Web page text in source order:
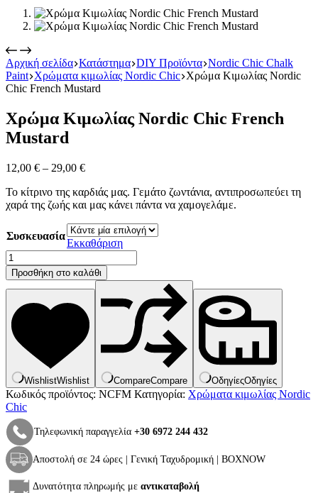
Αρχική σελίδα Κατάστημα DIY Προϊόντα Nordic Chic Chalk
Paint Χρώματα κιμωλίας Nordic Chic Χρώμα Κιμωλίας Nordic
Chic French Mustard
Χρώμα Κιμωλίας Nordic Chic French
Mustard
12,00 € – 29,00 €Price
12,00 €
through
Το κίτρινο της καρδιάς μας. Γεμάτο ζωντάνια, αντιπροσωπεύει τη
χαρά της ζωής και μας κάνει πάντα να χαμογελάμε.
Συσκευασία
Εκκαθάριση
Χρώμα
Κιμωλίας
Nordic
Chic
French
Mustard
ποσότητα
Προσθήκη στο καλάθι
WishlistWishlist CompareCompare ΟδηγίεςΟδηγίες
Κωδικός προϊόντος: NCFM Κατηγορία: Χρώματα κιμωλίας Nordic
Chic
Τηλεφωνική παραγγελία +30 6972 244 432
Αποστολή σε 24 ώρες | Γενική Ταχυδρομική | BOXNOW
Δυνατότητα πληρωμής με αντικαταβολή